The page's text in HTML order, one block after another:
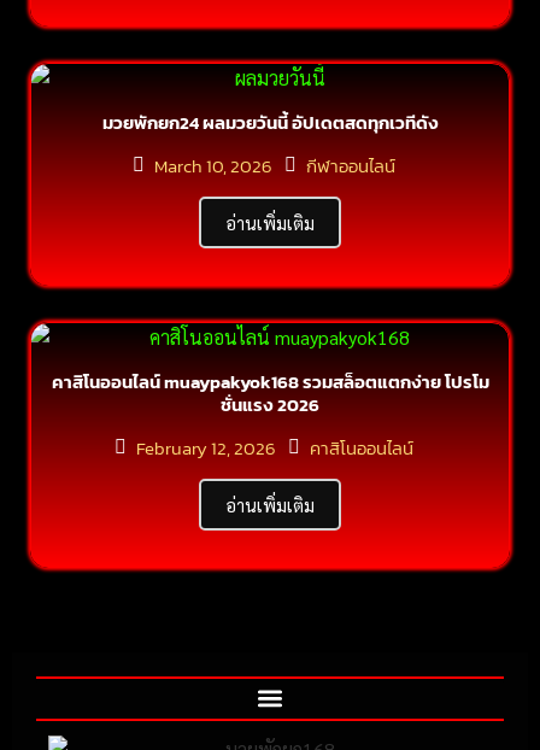
มวยพักยก24 ผลมวยวันนี้ อัปเดตสดทุกเวทีดัง
March 10, 2026
กีฬาออนไลน์
อ่านเพิ่มเติม
คาสิโนออนไลน์ muaypakyok168 รวมสล็อตแตกง่าย โปรโม
ชั่นแรง 2026
February 12, 2026
คาสิโนออนไลน์
อ่านเพิ่มเติม